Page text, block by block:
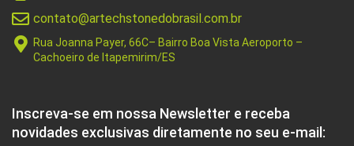
contato@artechstonedobrasil.com.br
Rua Joanna Payer, 66C– Bairro Boa Vista Aeroporto –
Cachoeiro de Itapemirim/ES
Inscreva-se em nossa Newsletter e receba
novidades exclusivas diretamente no seu e-mail: